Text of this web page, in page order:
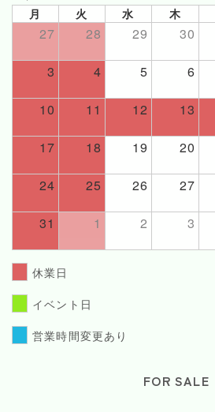
月 火 水 木
27 28 29 30
3 4 5 6
10 11 12 13
17 18 19 20
24 25 26 27
31 1 2 3
休業日
イベント日
営業時間変更あり
FOR SALE